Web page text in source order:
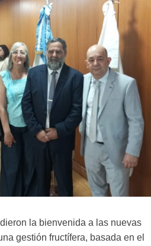
la bienvenida a las nuevas
gestión fructífera, basada en el